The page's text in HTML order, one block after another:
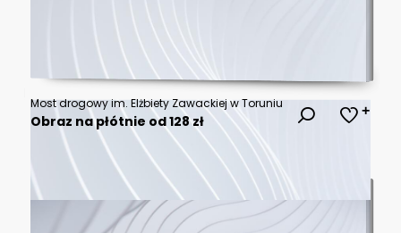
Most drogowy im. Elżbiety Zawackiej w Toruniu
Obraz na płótnie od 128 zł